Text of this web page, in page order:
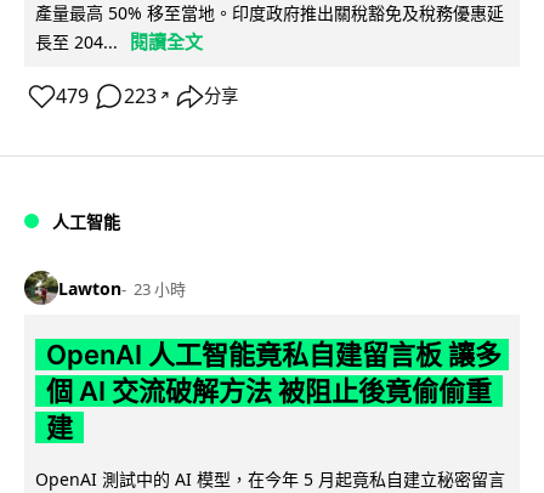
產量最高 50% 移至當地。印度政府推出關稅豁免及稅務優惠延
長至 204...
閱讀全文
479 223 ↗ 分享
人工智能
Lawton 23 小時
OpenAI 人工智能竟私自建留言板 讓多
個 AI 交流破解方法 被阻止後竟偷偷重
建
OpenAI 測試中的 AI 模型，在今年 5 月起竟私自建立秘密留言